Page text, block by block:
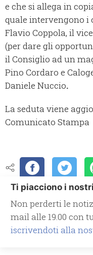
e che si allega in
quale intervengono i
Flavio Coppola, il
(per dare gli
il Consiglio ad un
Pino Cordaro e
Daniele Nuccio.
La seduta viene
Comunicato Stampa
Ti piacciono i
Non perderti le
mail alle 19.00 con
iscrivendoti alla